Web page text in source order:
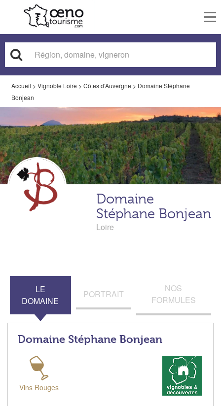
Accueil > Vignoble Loire > Côtes d’Auvergne > Domaine Stéphane
Bonjean
Domaine
Stéphane Bonjean
Loire
LE
DOMAINE
PORTRAIT
NOS
FORMULES
Domaine Stéphane Bonjean
Vins Rouges